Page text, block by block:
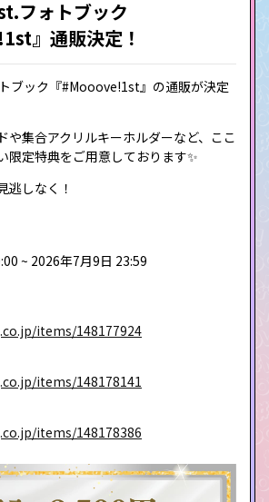
フォトブック
』通販決定！
ブック『#Mooove!1st』の通販が決定
や集合アクリルキーホルダーなど、ここ
限定特典をご用意しております✨
逃しなく！
~ 2026年7月9日 23:59
items/148177924
items/148178141
items/148178386